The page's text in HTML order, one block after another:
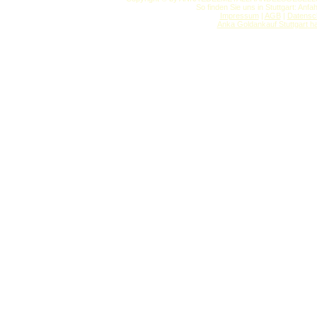
So finden Sie uns in Stuttgart:
Impressum| AGB|
Anka Goldankauf Stuttgart